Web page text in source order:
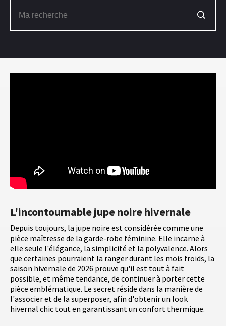
L'incontournable jupe noire hivernale
Depuis toujours, la jupe noire est considérée comme une
pièce maîtresse de la garde-robe féminine. Elle incarne à
elle seule l'élégance, la simplicité et la polyvalence. Alors
que certaines pourraient la ranger durant les mois froids, la
saison hivernale de 2026 prouve qu'il est tout à fait
possible, et même tendance, de continuer à porter cette
pièce emblématique. Le secret réside dans la manière de
l'associer et de la superposer, afin d'obtenir un look
hivernal chic tout en garantissant un confort thermique.